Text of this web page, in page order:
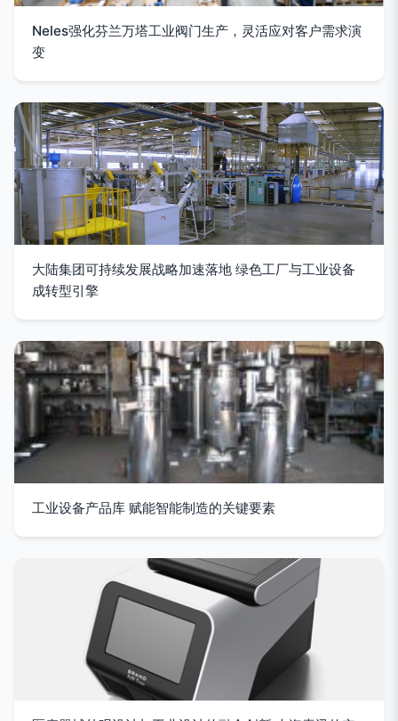
Neles强化芬兰万塔工业阀门生产，灵活应对客户需求演
变
大陆集团可持续发展战略加速落地 绿色工厂与工业设备
成转型引擎
工业设备产品库 赋能智能制造的关键要素